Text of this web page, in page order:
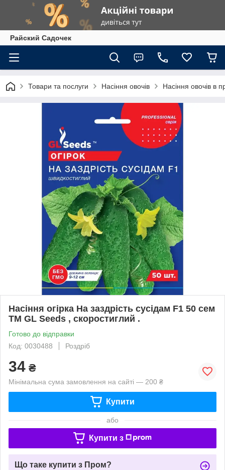
Райский Садочек
Товари та послуги Насіння овочів Насіння овочів в
Насіння огірка На заздрість сусідам F1 50 сем
TM GL Seeds , скоростиглий .
Готово до відправки
Код: 0030488
Роздріб
34 ₴
Мінімальна сума замовлення на сайті — 200 ₴
Купити
або
Купити з
Що таке купити з Пром?